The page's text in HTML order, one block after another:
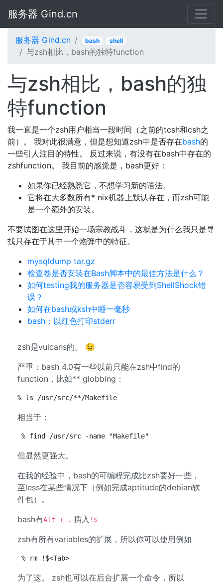
服务器 Gind.cn
服务器 Gind.cn bash shell
与zsh相比，bash的独特function
与zsh相比，bash的独
特function
我一直是一个zsh用户相当一段时间（之前的tcsh和csh之
前）。 我对此很满意，但是想知道zsh中是否存在bash的
一些引人注目的特性。 反过来说，有没有在bash中存在的
zshfunction。 我目前的感觉是，bash更好：
如果你已经熟悉它，不想学习新的语法。
它将在大多数所有* nix机器上默认存在，而zsh可能
是一个额外的安装。
不要试图在这里开始一场宗教战斗，这就是为什么我只是寻
找只存在于其中一个炮弹中的特征。
mysqldump tar.gz
检查卷是否安装在Bash脚本中的最佳方法是什么？
如何testing我的服务器是否容易受到ShellShock错
误？
如何在bash或ksh中睡一毫秒
bash：以红色打印stderr
zsh是vulcans的。 😉
严重：bash 4.0有一些以前只能在zsh中find的
function，比如** globbing：
% ls /usr/src/**/Makefile
相当于：
% find /usr/src -name "Makefile"
但显然更强大。
在我的经验中，bash的可编程完成比zsh要好一些，
至less在某些情况下（例如完成aptitude的debian软
件包）。
bash有Alt + . 插入 !$
zsh有所有variables的扩展，所以你可以使用例如
% rm !$<Tab>
为了这。 zsh也可以在后台扩展一个命令，所以